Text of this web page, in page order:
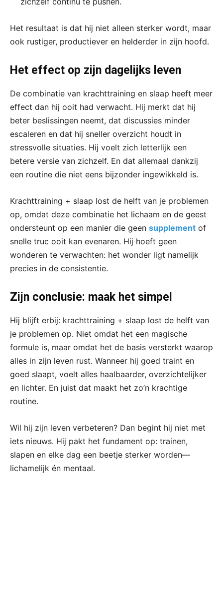
Het resultaat is dat hij niet alleen sterker wordt, maar
ook rustiger, productiever en helderder in zijn hoofd.
Het effect op zijn dagelijks leven
De combinatie van krachttraining en slaap heeft meer
effect dan hij ooit had verwacht. Hij merkt dat hij
beter beslissingen neemt, dat discussies minder
escaleren en dat hij sneller overzicht houdt in
stressvolle situaties. Hij voelt zich letterlijk een
betere versie van zichzelf. En dat allemaal dankzij
een routine die niet eens bijzonder ingewikkeld is.
Krachttraining + slaap lost de helft van je problemen
op, omdat deze combinatie het lichaam en de geest
ondersteunt op een manier die geen supplement of
snelle truc ooit kan evenaren. Hij hoeft geen
wonderen te verwachten: het wonder ligt namelijk
precies in de consistentie.
Zijn conclusie: maak het simpel
Hij blijft erbij: krachttraining + slaap lost de helft van
je problemen op. Niet omdat het een magische
formule is, maar omdat het de basis versterkt waarop
alles in zijn leven rust. Wanneer hij goed traint en
goed slaapt, voelt alles haalbaarder, overzichtelijker
en lichter. En juist dat maakt het zo’n krachtige
routine.
Wil hij zijn leven verbeteren? Dan begint hij niet met
iets nieuws. Hij pakt het fundament op: trainen,
slapen en elke dag een beetje sterker worden—
lichamelijk én mentaal.